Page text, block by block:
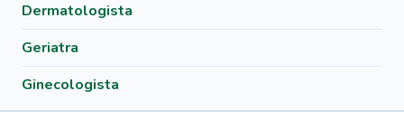
Dermatologista
Geriatra
Ginecologista